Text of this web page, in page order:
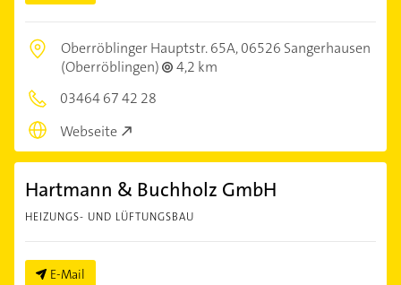
Oberröblinger Hauptstr. 65A,06526 Sangerhausen
(Oberröblingen)
4,2 km
03464 67 42 28
Webseite
Hartmann & Buchholz GmbH
HEIZUNGS- UND LÜFTUNGSBAU
E-Mail